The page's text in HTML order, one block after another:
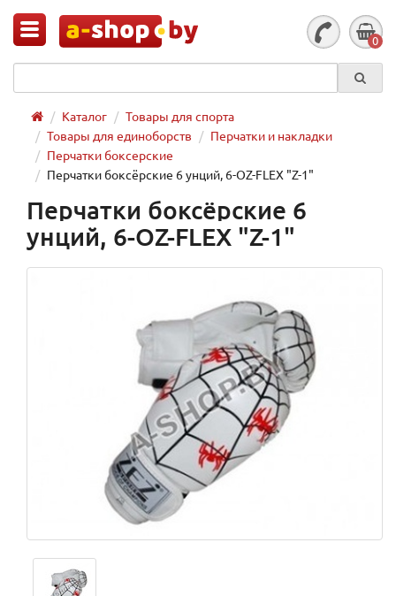
0
Каталог
Товары для спорта
Товары для единоборств
Перчатки и накладки
Перчатки боксерские
Перчатки боксёрские 6 унций, 6-OZ-FLEX "Z-1"
Перчатки боксёрские 6
унций, 6-OZ-FLEX "Z-1"